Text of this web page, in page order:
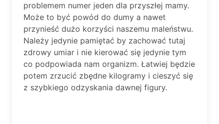
problemem numer jeden dla przyszłej mamy.
Może to być powód do dumy a nawet
przynieść dużo korzyści naszemu maleństwu.
Należy jedynie pamiętać by zachować tutaj
zdrowy umiar i nie kierować się jedynie tym
co podpowiada nam organizm. Łatwiej będzie
potem zrzucić zbędne kilogramy i cieszyć się
z szybkiego odzyskania dawnej figury.